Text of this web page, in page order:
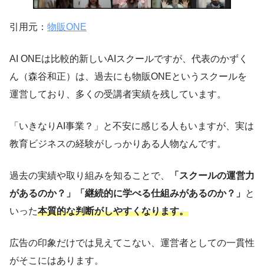
引用元： 物販ONE
AI ONEは比較的新しいAIスクールですが、代表のかずく
ん（森谷和正）は、過去にも物販ONEというスクールを
運営しており、多くの受講者実績を残しています。
「いきなりAI事業？」と不安に感じる人もいますが、実は
教育ビジネスの経験がしっかりある人物なんです。
過去の実績や取り組みを知ることで、
「スクールの運営力
があるのか？」「継続的に学べる仕組みがあるのか？」 と
いった本質的な判断がしやすくなります。
広告の印象だけでは見えてこない、運営者としての一貫性
がそこにはあります。